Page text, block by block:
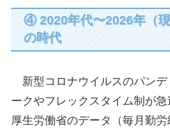
④ 2020年代〜2026年（
の時代
新型コロナウイルスのパンデ
ークやフレックスタイム制が
厚生労働省のデータ（毎月勤